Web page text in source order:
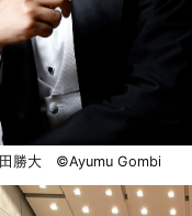
勝大 ©Ayumu Gombi